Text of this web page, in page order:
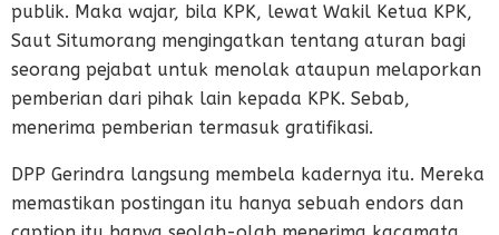
publik. Maka wajar, bila KPK, lewat Wakil Ketua KPK,
Saut Situmorang mengingatkan tentang aturan bagi
seorang pejabat untuk menolak ataupun melaporkan
pemberian dari pihak lain kepada KPK. Sebab,
menerima pemberian termasuk gratifikasi.
DPP Gerindra langsung membela kadernya itu. Mereka
memastikan postingan itu hanya sebuah endors dan